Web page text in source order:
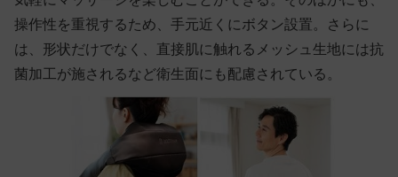
操作性を重視するため、手元近くにボタン設置。さらに
は、形状だけでなく、直接肌に触れるメッシュ生地には抗
菌加工が施されるなど衛生面にも配慮されている。